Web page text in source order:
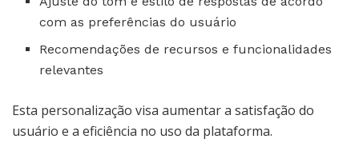
com as preferências do usuário
Recomendações de recursos e funcionalidades
relevantes
Esta personalização visa aumentar a satisfação do
usuário e a eficiência no uso da plataforma.